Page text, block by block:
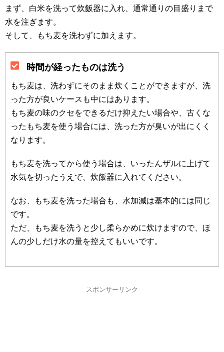
まず、白米を洗って炊飯器に入れ、通常通りの目盛りまで
水を注ぎます。
そして、もち麦を洗わずに加えます。
時間が経ったものは洗う
もち麦は、洗わずにそのまま炊くことができますが、洗
った方が良いケースも中にはあります。
もち麦の味のクセをできるだけ抑えたい場合や、古くな
ったもち麦を使う場合には、洗った方が臭いが出にくく
なります。
もち麦を洗ってから使う場合は、いったんザルに上げて
水気を切ったうえで、炊飯器に入れてください。
なお、もち麦を洗った場合も、水加減は基本的には同じ
です。
ただ、もち麦を洗うと少し柔らかめに炊けますので、ほ
んの少しだけ水の量を控えてもいいです。
スポンサーリンク